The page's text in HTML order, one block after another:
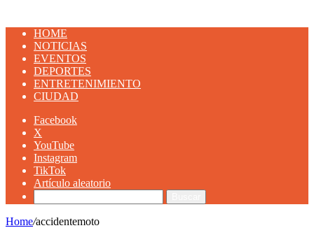
HOME
NOTICIAS
EVENTOS
DEPORTES
ENTRETENIMIENTO
CIUDAD
Facebook
X
YouTube
Instagram
TikTok
Artículo aleatorio
Home/accidentemoto